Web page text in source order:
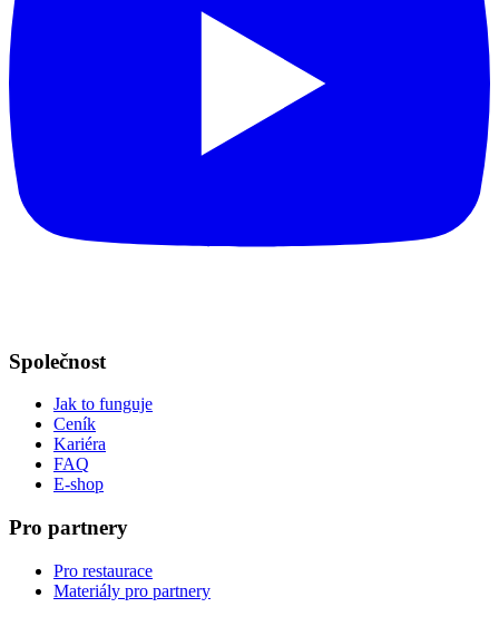
Společnost
Jak to funguje
Ceník
Kariéra
FAQ
E-shop
Pro partnery
Pro restaurace
Materiály pro partnery